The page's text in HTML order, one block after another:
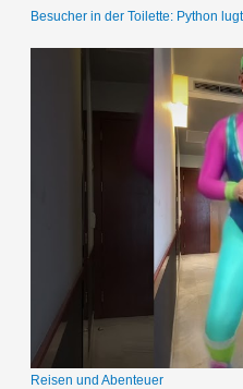
Besucher in der Toilette: Python
Reisen und Abenteuer